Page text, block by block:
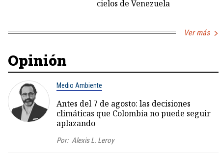
cielos de Venezuela
Ver más
Opinión
Medio Ambiente
Antes del 7 de agosto: las decisiones
climáticas que Colombia no puede seguir
aplazando
Por: Alexis L. Leroy